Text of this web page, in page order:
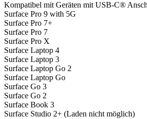
Kompatibel mit Geräten mit USB-C®
Surface Pro 9 with 5G
Surface Pro 7+
Surface Pro 7
Surface Pro X
Surface Laptop 4
Surface Laptop 3
Surface Laptop Go 2
Surface Laptop Go
Surface Go 3
Surface Go 2
Surface Book 3
Surface Studio 2+ (Laden nicht möglich)